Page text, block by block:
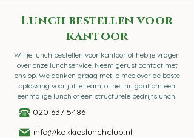
Lunch bestellen voor
kantoor
Wil je lunch bestellen voor kantoor of heb je vragen
over onze lunchservice. Neem gerust contact met
ons op. We denken graag met je mee over de beste
oplossing voor jullie team, of het nu gaat om een
eenmalige lunch of een structurele bedrijfslunch.
020 637 5486
info@kokkieslunchclub.nl